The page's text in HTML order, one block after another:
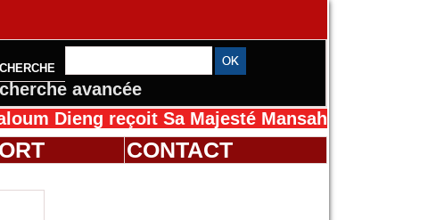
avancée
reçoit Sa Majesté Mansah Cissé au Sénégal
CONTACT